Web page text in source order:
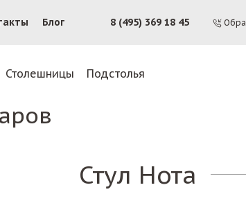
Блог 8 (495) 369 18 45
Столешницы Подстолья
Стул Нота